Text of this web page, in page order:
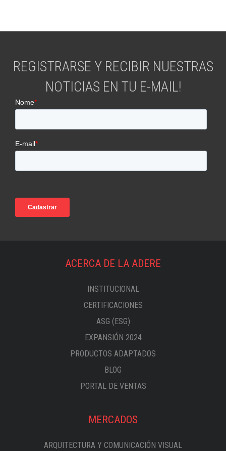
REGISTRARSE Y RECIBIR NUESTRAS
NOTICIAS EN TU E-MAIL!
ACERCA DE LA ADERE
INSTITUCIONAL
CERTIFICACIONES
ASG (ESG)
EXPANSIÓN 2024
PRODUCTOS ADAPTADOS
BLOG
PORTAL DE VENTAS
MERCADOS
ARQUITECTURA Y COMUNICACIÓN VISUAL